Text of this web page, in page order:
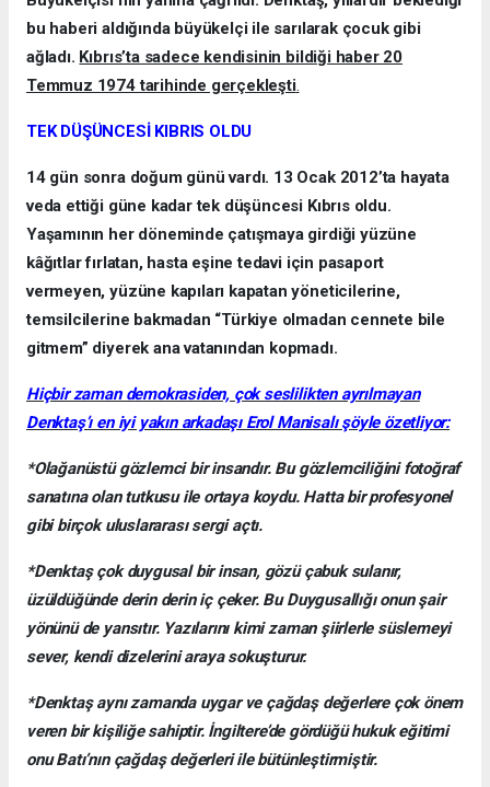
bu haberi aldığında büyükelçi ile sarılarak çocuk gibi
ağladı. Kıbrıs’ta sadece kendisinin bildiği haber 20
Temmuz 1974 tarihinde gerçekleşti.
TEK DÜŞÜNCESİ KIBRIS OLDU
14 gün sonra doğum günü vardı. 13 Ocak 2012’ta hayata
veda ettiği güne kadar tek düşüncesi Kıbrıs oldu.
Yaşamının her döneminde çatışmaya girdiği yüzüne
kâğıtlar fırlatan, hasta eşine tedavi için pasaport
vermeyen, yüzüne kapıları kapatan yöneticilerine,
temsilcilerine bakmadan “Türkiye olmadan cennete bile
gitmem” diyerek ana vatanından kopmadı.
Hiçbir zaman demokrasiden, çok seslilikten ayrılmayan
Denktaş’ı en iyi yakın arkadaşı Erol Manisalı şöyle özetliyor:
*Olağanüstü gözlemci bir insandır. Bu gözlemciliğini fotoğraf
sanatına olan tutkusu ile ortaya koydu. Hatta bir profesyonel
gibi birçok uluslararası sergi açtı.
*Denktaş çok duygusal bir insan, gözü çabuk sulanır,
üzüldüğünde derin derin iç çeker. Bu Duygusallığı onun şair
yönünü de yansıtır. Yazılarını kimi zaman şiirlerle süslemeyi
sever, kendi dizelerini araya sokuşturur.
*Denktaş aynı zamanda uygar ve çağdaş değerlere çok önem
veren bir kişiliğe sahiptir. İngiltere’de gördüğü hukuk eğitimi
onu Batı’nın çağdaş değerleri ile bütünleştirmiştir.